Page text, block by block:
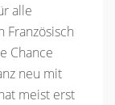
alle
Französisch
Chance
neu mit
meist erst